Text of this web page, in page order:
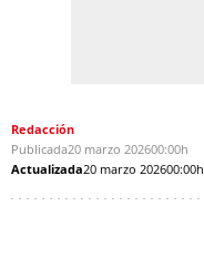
Redacción
Publicada20 marzo 202600:00h
Actualizada20 marzo 202600:00h